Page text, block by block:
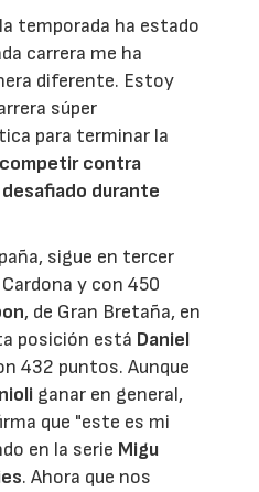
temporada ha estado
carrera me ha
diferente. Estoy
súper
para terminar la
contra
durante
sigue en tercer
y con 450
, de Gran Bretaña, en
posición está Daniel
432 puntos. Aunque
ganar en general,
que "este es mi
en la serie Migu
. Ahora que nos